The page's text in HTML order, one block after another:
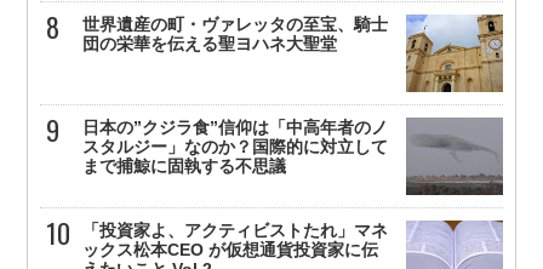
世界遺産の町・ヴァレッタの至宝、騎士
団の栄華を伝える聖ヨハネ大聖堂
日本の”クジラ食”信仰は「中高年者のノ
スタルジー」なのか？国際的に対立して
まで捕鯨に固執する不思議
「投資家よ、アクティビストたれ」マネ
ックス松本CEO が仮想通貨投資家に伝